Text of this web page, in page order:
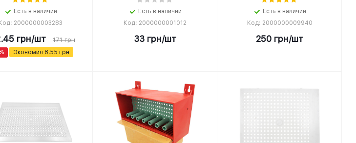
Есть в наличии
Код: 2000000003283
грн/шт 171грн
% Экономия 8.55 грн
Есть в наличии
Код: 2000000001012
33 грн/шт
Есть в наличии
Код: 2000000009940
250 грн/шт